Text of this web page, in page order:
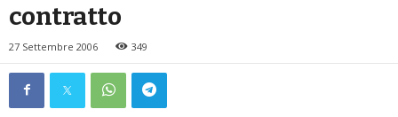
contratto
27 Settembre 2006 349